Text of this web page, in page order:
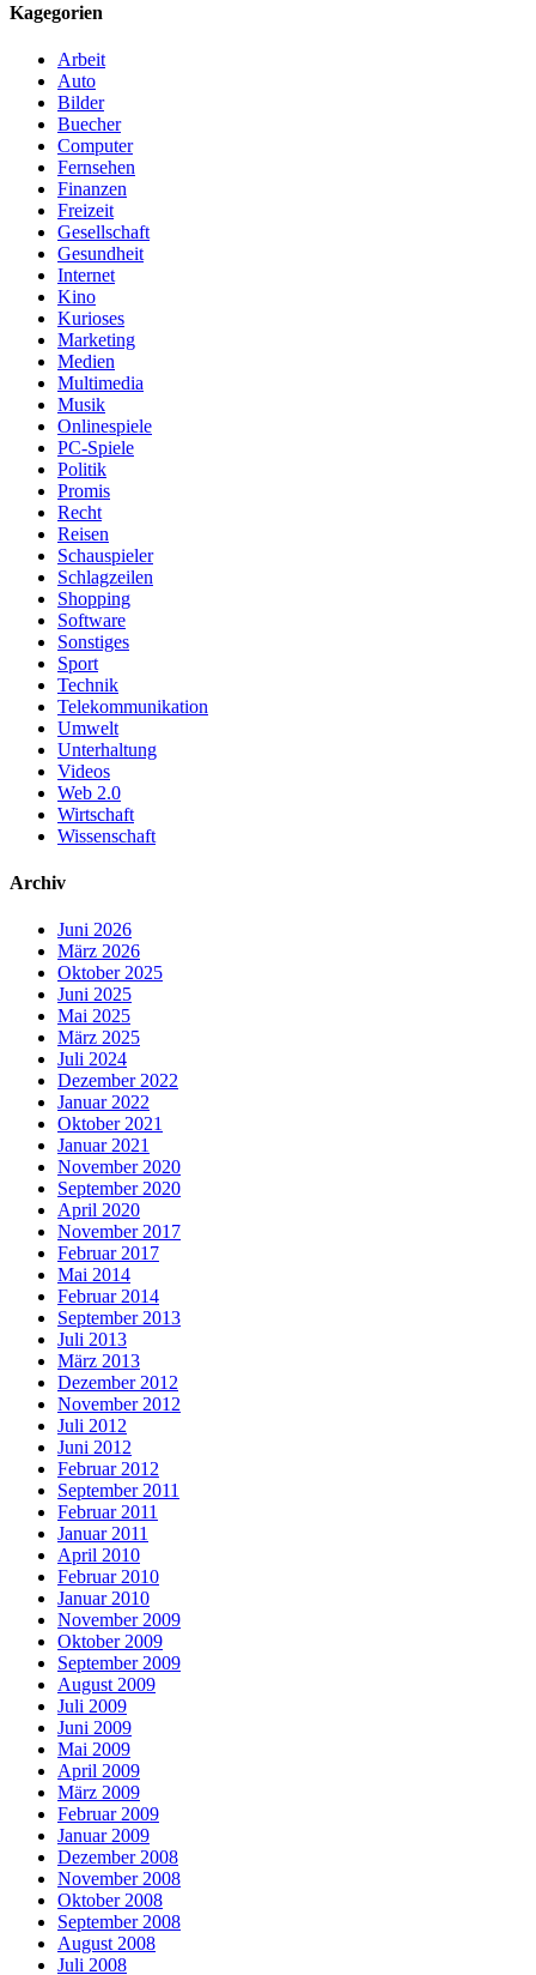
Kagegorien
Arbeit
Auto
Bilder
Buecher
Computer
Fernsehen
Finanzen
Freizeit
Gesellschaft
Gesundheit
Internet
Kino
Kurioses
Marketing
Medien
Multimedia
Musik
Onlinespiele
PC-Spiele
Politik
Promis
Recht
Reisen
Schauspieler
Schlagzeilen
Shopping
Software
Sonstiges
Sport
Technik
Telekommunikation
Umwelt
Unterhaltung
Videos
Web 2.0
Wirtschaft
Wissenschaft
Archiv
Juni 2026
März 2026
Oktober 2025
Juni 2025
Mai 2025
März 2025
Juli 2024
Dezember 2022
Januar 2022
Oktober 2021
Januar 2021
November 2020
September 2020
April 2020
November 2017
Februar 2017
Mai 2014
Februar 2014
September 2013
Juli 2013
März 2013
Dezember 2012
November 2012
Juli 2012
Juni 2012
Februar 2012
September 2011
Februar 2011
Januar 2011
April 2010
Februar 2010
Januar 2010
November 2009
Oktober 2009
September 2009
August 2009
Juli 2009
Juni 2009
Mai 2009
April 2009
März 2009
Februar 2009
Januar 2009
Dezember 2008
November 2008
Oktober 2008
September 2008
August 2008
Juli 2008